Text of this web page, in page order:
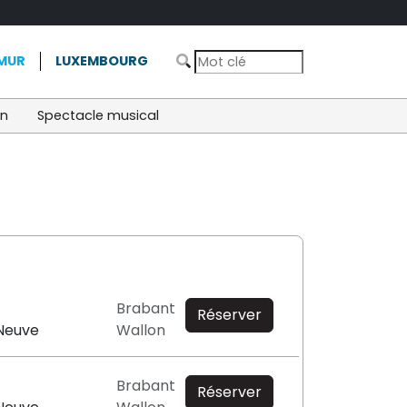
LUXEMBOURG
Spectacle musical
Brabant
Wallon
Réserver
Brabant
Réserver